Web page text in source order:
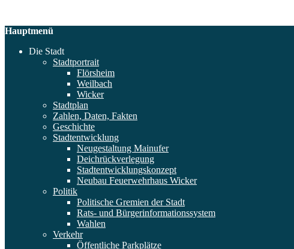
Hauptmenü
Die Stadt
Stadtportrait
Flörsheim
Weilbach
Wicker
Stadtplan
Zahlen, Daten, Fakten
Geschichte
Stadtentwicklung
Neugestaltung Mainufer
Deichrückverlegung
Stadtentwicklungskonzept
Neubau Feuerwehrhaus Wicker
Politik
Politische Gremien der Stadt
Rats- und Bürgerinformationssystem
Wahlen
Verkehr
Öffentliche Parkplätze